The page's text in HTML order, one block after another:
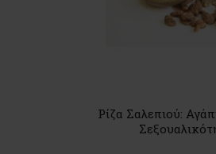
Ρίζα Σαλεπιού: